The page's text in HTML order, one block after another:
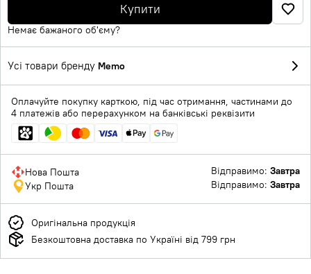
Купити
Немає бажаного об'єму?
Усі товари бренду Memo
Оплачуйте покупку карткою, під час отримання, частинами до
4 платежів або перерахунком на банківські реквізити
Нова Пошта Відправимо: Завтра
Укр Пошта
Відправимо: Завтра
Оригінальна продукція
Безкоштовна доставка по Україні від 799 грн